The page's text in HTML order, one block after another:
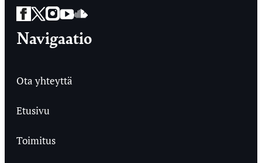
Facebook
Twitter
Instagram
YouTube
SoundCloud
Navigaatio
Ota yhteyttä
Etusivu
Toimitus